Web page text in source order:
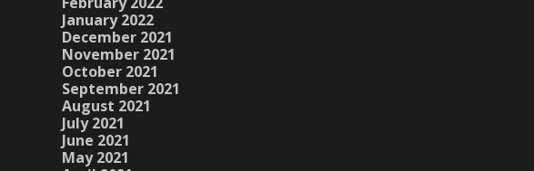
January 2022
December 2021
November 2021
October 2021
September 2021
August 2021
July 2021
June 2021
May 2021